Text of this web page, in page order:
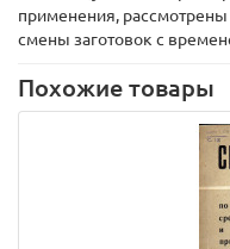
применения,
смены заготовок с
Похожие товары